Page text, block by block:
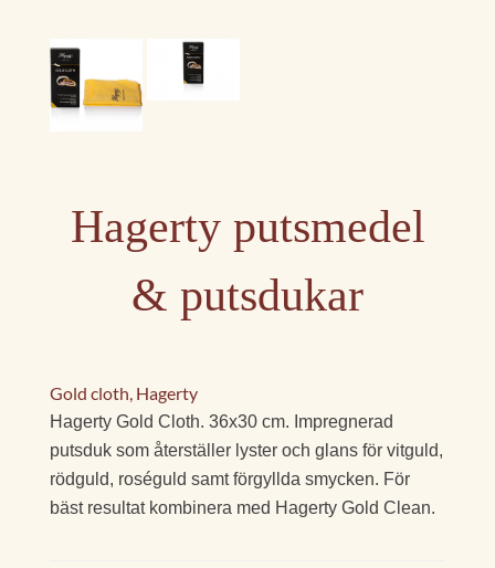
Hagerty putsmedel
& putsdukar
Gold cloth, Hagerty
Hagerty Gold Cloth. 36x30 cm. Impregnerad
putsduk som återställer lyster och glans för vitguld,
rödguld, roséguld samt förgyllda smycken. För
bäst resultat kombinera med Hagerty Gold Clean.